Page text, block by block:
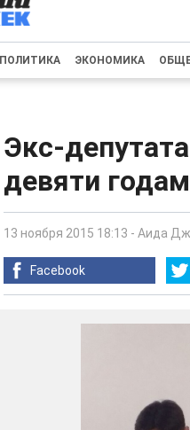
ПОЛИТИКА ЭКОНОМИКА
Экс-
девяти
13 ноября 2015 18:13 - Аида
Facebook